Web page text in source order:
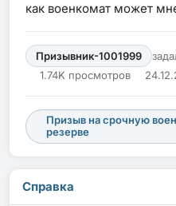
как военкомат может
Призывник-1001999
1.74K просмотров
Призыв на срочную
резерве
Справка